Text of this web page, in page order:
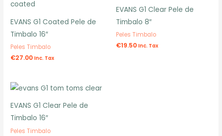
EVANS G1 Coated Pele de
Timbalo 16″
Peles Timbalo
€27.00 Inc. Tax
EVANS G1 Clear Pele de
Timbalo 8″
Peles Timbalo
€19.50 Inc. Tax
EVANS G1 Clear Pele de
Timbalo 16″
Peles Timbalo